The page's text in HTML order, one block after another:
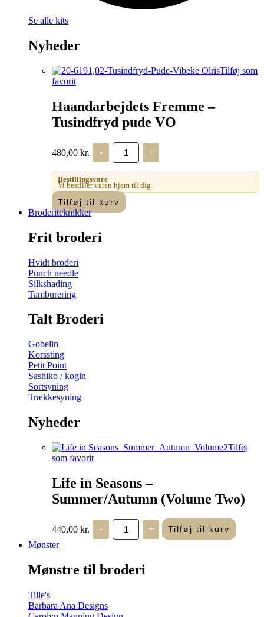
Se alle kits
Nyheder
Tilføj som
favorit
Haandarbejdets Fremme –
Tusindfryd pude VO
480,00 kr. -
Haandarbejdets
Fremme
-
Tusindfryd
pude
VO
antal
+
Bestillingsvare
Vi bestiller varen hjem til dig.
Tilføj til kurv
Broderiteknikker
Frit broderi
Hvidt broderi
Punch needle
Silkshading
Tamburering
Talt Broderi
Gobelin
Korssting
Petit Point
Sashiko / kogin
Sortsyning
Trækkesyning
Nyheder
Tilføj
som favorit
Life in Seasons –
Summer/Autumn (Volume Two)
440,00 kr. -
Life
Seasons
(Volume
+ Tilføj til kurv
Mønster
Mønstre til broderi
Tille's
Barbara Ana Designs